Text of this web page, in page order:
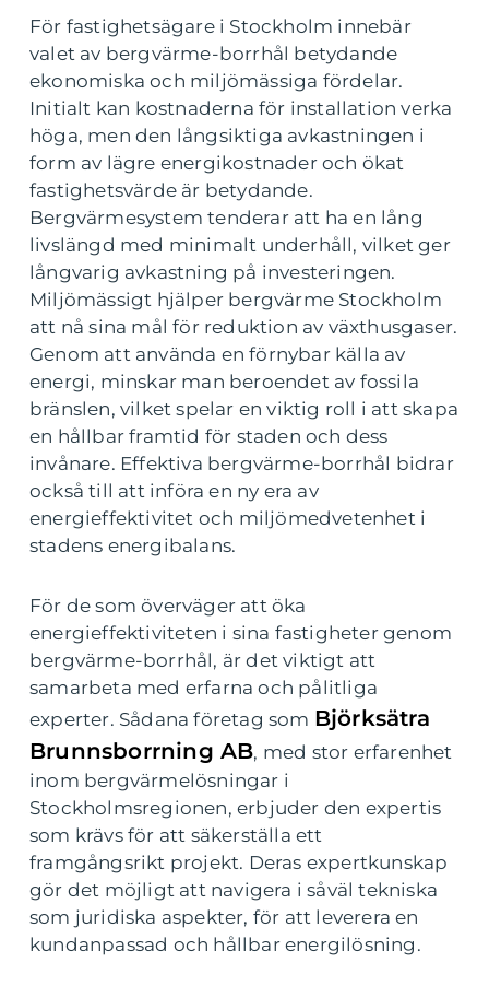
För fastighetsägare i Stockholm innebär
valet av bergvärme-borrhål betydande
ekonomiska och miljömässiga fördelar.
Initialt kan kostnaderna för installation verka
höga, men den långsiktiga avkastningen i
form av lägre energikostnader och ökat
fastighetsvärde är betydande.
Bergvärmesystem tenderar att ha en lång
livslängd med minimalt underhåll, vilket ger
långvarig avkastning på investeringen.
Miljömässigt hjälper bergvärme Stockholm
att nå sina mål för reduktion av växthusgaser.
Genom att använda en förnybar källa av
energi, minskar man beroendet av fossila
bränslen, vilket spelar en viktig roll i att skapa
en hållbar framtid för staden och dess
invånare. Effektiva bergvärme-borrhål bidrar
också till att införa en ny era av
energieffektivitet och miljömedvetenhet i
stadens energibalans.
För de som överväger att öka
energieffektiviteten i sina fastigheter genom
bergvärme-borrhål, är det viktigt att
samarbeta med erfarna och pålitliga
experter. Sådana företag som Björksätra
Brunnsborrning AB, med stor erfarenhet
inom bergvärmelösningar i
Stockholmsregionen, erbjuder den expertis
som krävs för att säkerställa ett
framgångsrikt projekt. Deras expertkunskap
gör det möjligt att navigera i såväl tekniska
som juridiska aspekter, för att leverera en
kundanpassad och hållbar energilösning.